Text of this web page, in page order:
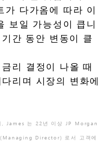
가 다가옴에 따라 이
보일 가능성이 큽니
간 동안 변동이 클
리 결정이 나올 때
리며 시장의 변화에
, James 는 22년 이상 JP Morgan
Director) 로서 고객에